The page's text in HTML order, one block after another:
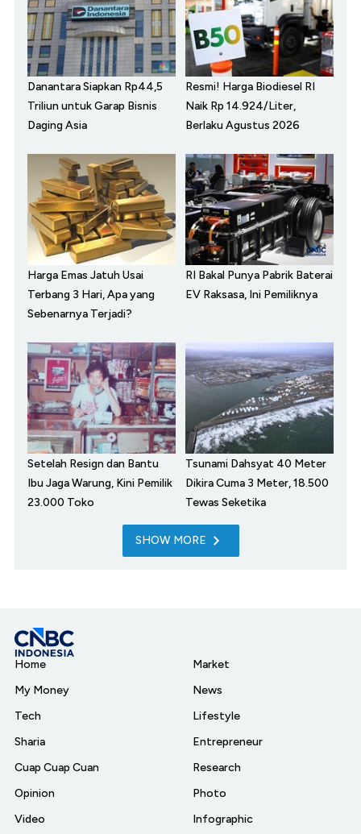
Danantara Siapkan Rp44,5
Triliun untuk Garap Bisnis
Daging Asia
Resmi! Harga Biodiesel RI
Naik Rp 14.924/Liter,
Berlaku Agustus 2026
Harga Emas Jatuh Usai
Terbang 3 Hari, Apa yang
Sebenarnya Terjadi?
RI Bakal Punya Pabrik Baterai
EV Raksasa, Ini Pemiliknya
Setelah Resign dan Bantu
Ibu Jaga Warung, Kini Pemilik
23.000 Toko
Tsunami Dahsyat 40 Meter
Dikira Cuma 3 Meter, 18.500
Tewas Seketika
SHOW MORE
Home
My Money
Tech
Sharia
Cuap Cuap Cuan
Opinion
Video
Market
News
Lifestyle
Entrepreneur
Research
Photo
Infographic